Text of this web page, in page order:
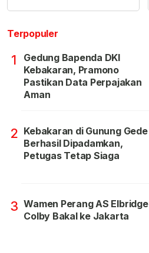
Terpopuler
1
Gedung Bapenda DKI
Kebakaran, Pramono
Pastikan Data Perpajakan
Aman
2 Kebakaran di Gunung Gede
Berhasil Dipadamkan,
Petugas Tetap Siaga
3 Wamen Perang AS Elbridge
Colby Bakal ke Jakarta